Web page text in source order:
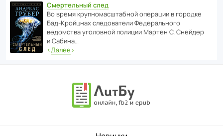
Смертельный след
Во время круп­но­мас­ш­та­бной операции в городке
Бад‑Крой­цнах следо­ва­тели Феде­раль­ного
ведомства уголо­вной полиции Мартен С. Снейдер
и Сабина…
‹Далее›